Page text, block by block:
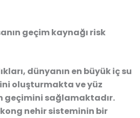
geçim kaynağı risk
dünyanın en büyük iç su
oluşturmakta ve yüz
geçimini sağlamaktadır.
nehir sisteminin bir